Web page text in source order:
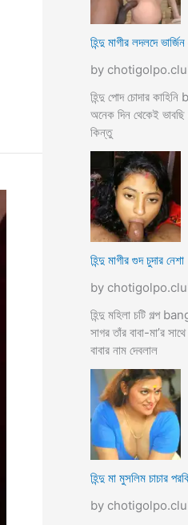
হিন্দু মাগীর লদলদে
by
হিন্দু পোদ চোদার
অনেক দিন থেকেই ভাবছি
কিন্তু
হিন্দু মাগীর গুদ চুদার নেশা
by
হিন্দু মহিলা চটি
সাগর তাঁর বাবা-মা’র
বাবার নাম দেবলাল
হিন্দু মা মুসলিম
by